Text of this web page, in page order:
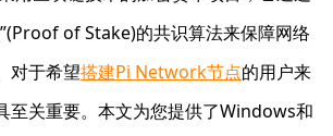
of Stake)的共识算法来保障网络
对于希望搭建Pi Network节点的用户来
至关重要。本文为您提供了Windows和